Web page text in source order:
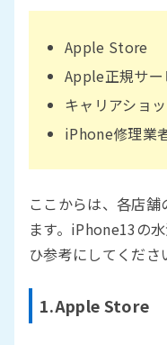
Apple Store
Apple正規サ
キャリアショ
iPhone修理業
ここからは、各店
ます。iPhone13の
ひ参考にしてくださ
1.Apple Store